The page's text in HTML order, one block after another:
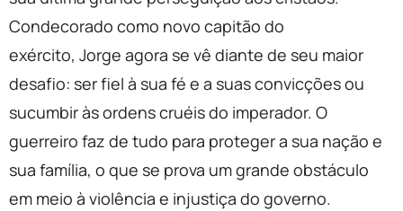
Condecorado como novo capitão do
exército, Jorge agora se vê diante de seu maior
desafio: ser fiel à sua fé e a suas convicções ou
sucumbir às ordens cruéis do imperador. O
guerreiro faz de tudo para proteger a sua nação e
sua família, o que se prova um grande obstáculo
em meio à violência e injustiça do governo.